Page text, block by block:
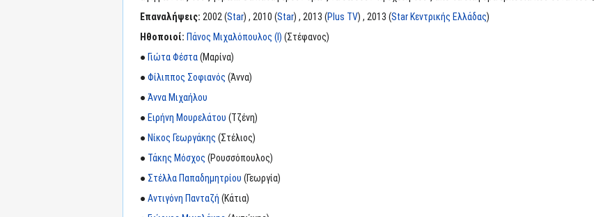
Επαναλήψεις: 2002 (Star) , 2010 (Star) , 2013 (Plus TV) , 2013 (Star Κεντρικής Ελλάδας)
Ηθοποιοί: Πάνος Μιχαλόπουλος (I) (Στέφανος)
● Γιώτα Φέστα(Μαρίνα)
● Φίλιππος Σοφιανός (Άννα)
● Άννα Μιχαήλου
● Ειρήνη Μουρελάτου (Τζένη)
● Νίκος Γεωργάκης (Στέλιος)
● Τάκης Μόσχος (Ρουσσόπουλος)
● Στέλλα Παπαδημητρίου (Γεωργία)
● Αντιγόνη Πανταζή (Κάτια)